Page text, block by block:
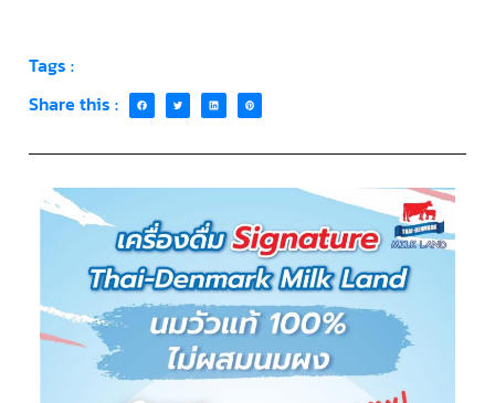
Tags :
Share this :